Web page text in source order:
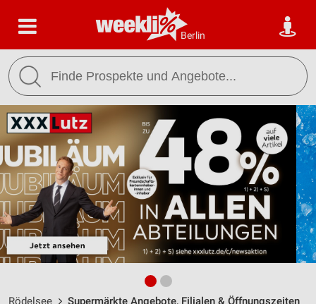
Berlin
Rödelsee Supermärkte Angebote, Filialen & Öffnungszeiten